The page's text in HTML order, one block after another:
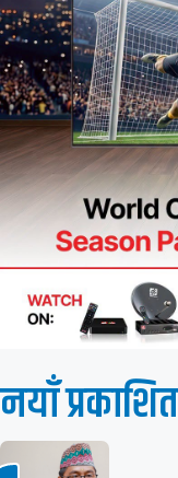
नयाँ प्रकाशित